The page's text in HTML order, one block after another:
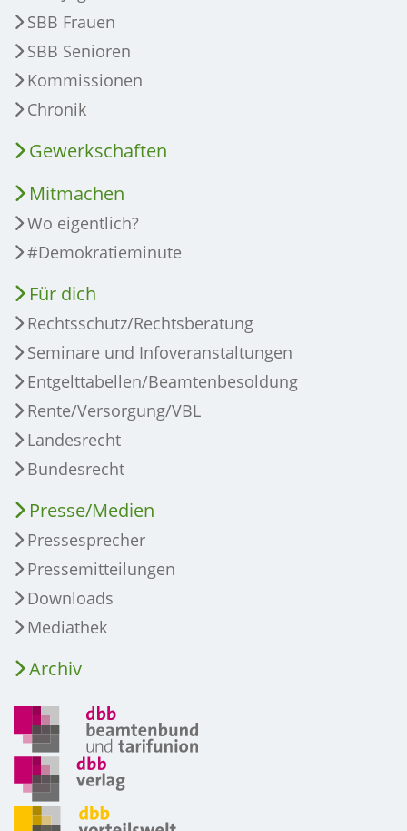
SBB Frauen
SBB Senioren
Kommissionen
Chronik
Gewerkschaften
Mitmachen
Wo eigentlich?
#Demokratieminute
Für dich
Rechtsschutz/Rechtsberatung
Seminare und Infoveranstaltungen
Entgelttabellen/Beamtenbesoldung
Rente/Versorgung/VBL
Landesrecht
Bundesrecht
Presse/Medien
Pressesprecher
Pressemitteilungen
Downloads
Mediathek
Archiv